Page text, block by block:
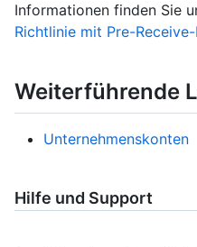
Informationen finden Sie
Richtlinie mit Pre-
Weiterführende
Unternehmenskonten
Hilfe und Support